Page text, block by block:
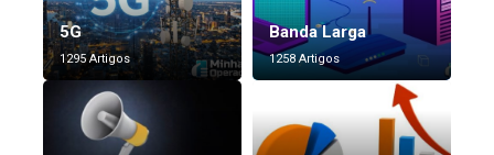
5G
1295 Artigos
Banda Larga
1258 Artigos